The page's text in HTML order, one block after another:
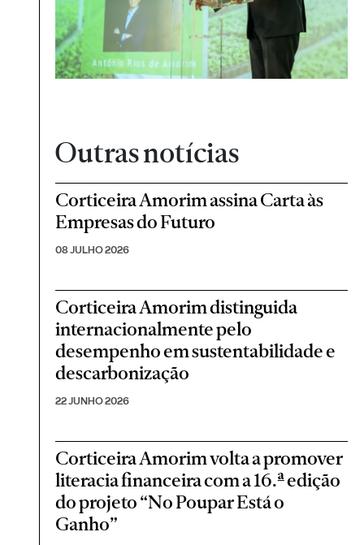
Outras notícias
Corticeira Amorim assina Carta às
Empresas do Futuro
08 JULHO 2026
Corticeira Amorim distinguida
internacionalmente pelo
desempenho em sustentabilidade e
descarbonização
22 JUNHO 2026
Corticeira Amorim volta a promover
literacia financeira com a 16.ª edição
do projeto “No Poupar Está o
Ganho”